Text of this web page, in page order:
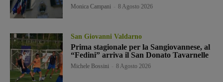
Monica Campani 8 Agosto 2026
San Giovanni Valdarno
Prima stagionale per la Sangiovannese, al
“Fedini” arriva il San Donato Tavarnelle
Michele Bossini 8 Agosto 2026